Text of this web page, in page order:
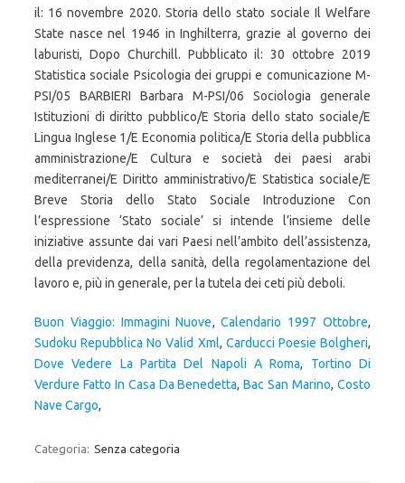
il: 16 novembre 2020. Storia dello stato sociale Il Welfare
State nasce nel 1946 in Inghilterra, grazie al governo dei
laburisti, Dopo Churchill. Pubblicato il: 30 ottobre 2019
Statistica sociale Psicologia dei gruppi e comunicazione M-
PSI/05 BARBIERI Barbara M-PSI/06 Sociologia generale
Istituzioni di diritto pubblico/E Storia dello stato sociale/E
Lingua Inglese 1/E Economia politica/E Storia della pubblica
amministrazione/E Cultura e società dei paesi arabi
mediterranei/E Diritto amministrativo/E Statistica sociale/E
Breve Storia dello Stato Sociale Introduzione Con
l’espressione ‘Stato sociale’ si intende l’insieme delle
iniziative assunte dai vari Paesi nell’ambito dell’assistenza,
della previdenza, della sanità, della regolamentazione del
lavoro e, più in generale, per la tutela dei ceti più deboli.
Buon Viaggio: Immagini Nuove,Calendario 1997 Ottobre,
Sudoku Repubblica No Valid Xml, Carducci Poesie Bolgheri,
Dove Vedere La Partita Del Napoli A Roma, Tortino Di
Verdure Fatto In Casa Da Benedetta,Bac San Marino,Costo
Nave Cargo,
Categoria: Senza categoria